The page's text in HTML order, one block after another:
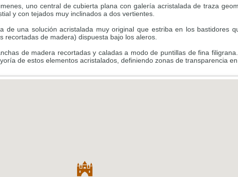
uno central de cubierta plana con galería acristalada de traza
y con tejados muy inclinados a dos vertientes.
una solución acristalada muy original que estriba en los bastidores
de madera) dispuesta bajo los aleros.
de madera recortadas y caladas a modo de puntillas de fina
de estos elementos acristalados, definiendo zonas de transparencia